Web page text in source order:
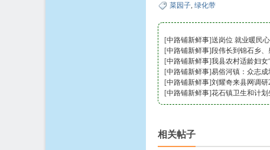
菜园子, 绿化带
送岗位 就业暖民心
[中路铺新鲜事]
段伟长到锦石乡
[中路铺新鲜事]
我县农村适龄妇女
[中路铺新鲜事]
易俗河镇：众志
[中路铺新鲜事]
刘耀奇来县网调研
[中路铺新鲜事]
花石镇卫生和计
[中路铺新鲜事]
相关帖子